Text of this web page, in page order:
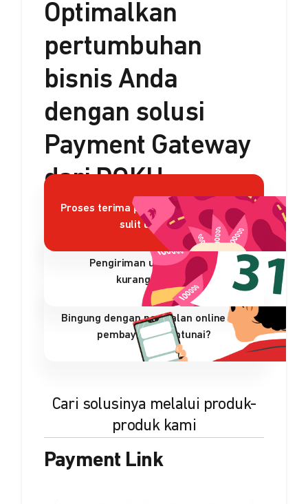
Optimalkan
pertumbuhan
bisnis Anda
dengan solusi
Payment Gateway
dari DOKU
Proses terima pembayaran rumit dan
sulit dikelola?
Pengiriman uang sulit dan
kurang efisien?
Bingung dengan penjualan online dan
pembayaran nontunai?
Cari solusinya melalui produk-
produk kami
Payment Link